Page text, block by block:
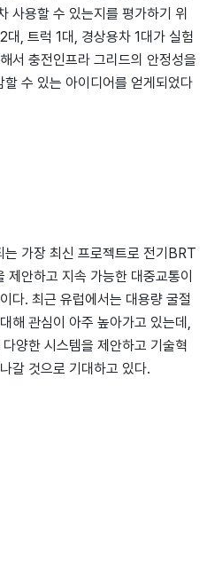
사용할 수 있는지를 평가하기 위
, 트럭 1대, 경상용차 1대가 실험
서 충전인프라 그리드의 안정성을
수 있는 아이디어를 얻게되었다
가장 최신 프로젝트로 전기BRT
안하고 지속 가능한 대중교통이
다. 최근 유럽에서는 대용량 굴절
해 관심이 아주 높아가고 있는데,
양한 시스템을 제안하고 기술혁
갈 것으로 기대하고 있다.